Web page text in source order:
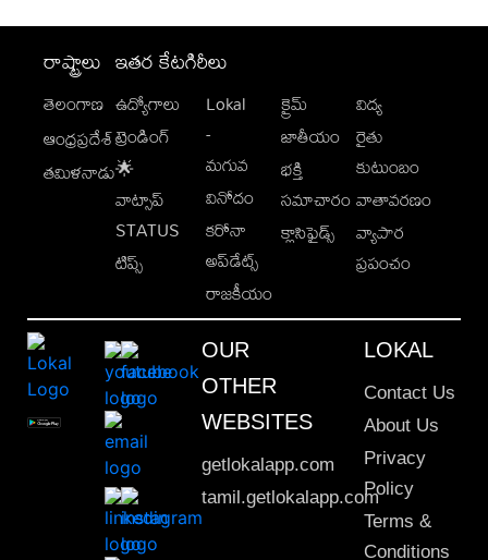
రాష్ట్రాలు
తెలంగాణ
ఆంధ్రప్రదేశ్
తమిళనాడు
ఇతర కేటగిరీలు
ఉద్యోగాలు
ట్రెండింగ్
🌟
వాట్సాప్
STATUS
టిప్స్
Lokal
-
మగువ
వినోదం
కరోనా
అప్‌డేట్స్
రాజకీయం
క్రైమ్
జాతీయం
భక్తి
సమాచారం
క్లాసిఫైడ్స్
విద్య
రైతు
కుటుంబం
వాతావరణం
వ్యాపార
ప్రపంచం
OUR
OTHER
WEBSITES
getlokalapp.com
tamil.getlokalapp.com
LOKAL
Contact Us
About Us
Privacy
Policy
Terms &
Conditions